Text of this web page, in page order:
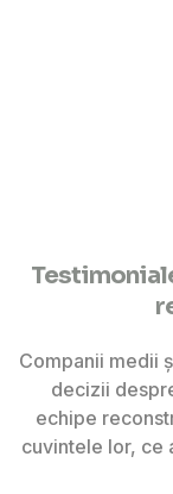
Companii medii
decizii
echipe
cuvintele lor, ce